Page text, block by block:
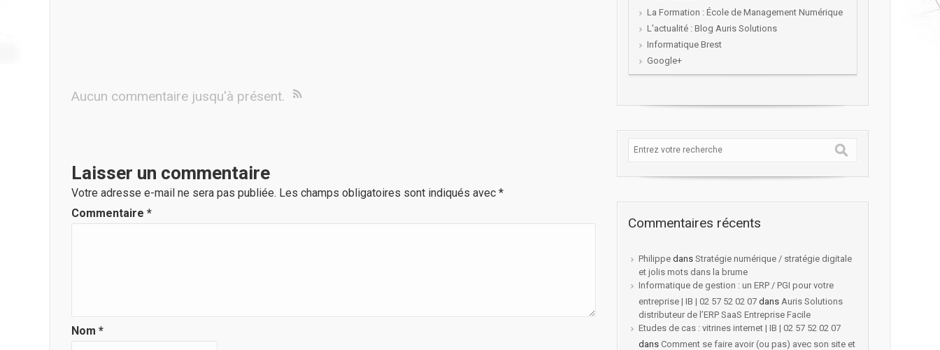
Aucun commentaire jusqu'à présent.
Laisser un commentaire
Votre adresse e-mail ne sera pas publiée. Les champs obligatoires sont indiqués avec *
Commentaire *
Nom *
La Formation : École de Management Numérique
L'actualité : Blog Auris Solutions
Informatique Brest
Google+
Commentaires récents
Philippe dans Stratégie numérique / stratégie digitale
et jolis mots dans la brume
Informatique de gestion : un ERP / PGI pour votre
entreprise | IB | 02 57 52 02 07 dans Auris Solutions
distributeur de l’ERP SaaS Entreprise Facile
Etudes de cas : vitrines internet | IB | 02 57 52 02 07
dans Comment se faire avoir (ou pas) avec son site et